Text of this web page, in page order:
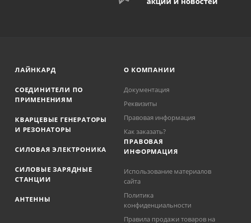
ЛАЙНКАРД
СОЕДИНИТЕЛИ ПО
ПРИМЕНЕНИЯМ
КВАРЦЕВЫЕ ГЕНЕРАТОРЫ
И РЕЗОНАТОРЫ
СИЛОВАЯ ЭЛЕКТРОНИКА
СИЛОВЫЕ ЗАРЯДНЫЕ
СТАНЦИИ
АНТЕННЫ
О КОМПАНИИ
Документация
Реквизиты
Правовая информация
Как заказать?
ПРАВОВАЯ
ИНФОРМАЦИЯ
Использование материалов
сайта
Политика
конфиденциальности
Правила продажи товаров на